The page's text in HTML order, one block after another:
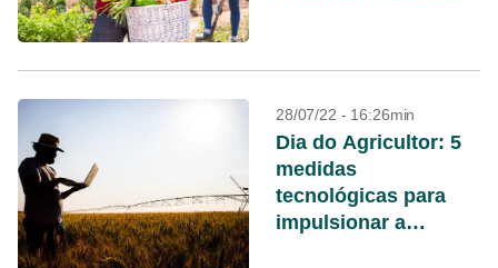
28/07/22 - 16:26min
Dia do Agricultor: 5
medidas
tecnológicas para
impulsionar a